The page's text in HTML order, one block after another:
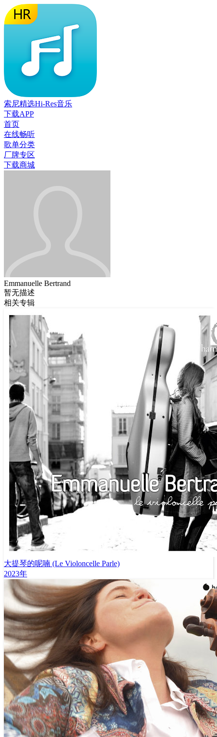
索尼精选Hi-Res音乐
下载APP
首页
在线畅听
歌单分类
厂牌专区
下载商城
Emmanuelle Bertrand
暂无描述
相关专辑
大提琴的呢喃 (Le Violoncelle Parle)
2023年